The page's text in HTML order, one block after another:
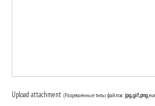
Upload attachment (Разрешенные типы файлов:jpg, gif, png,